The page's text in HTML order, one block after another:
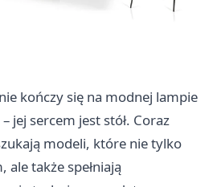
kończy się na modnej lampie
jej sercem jest stół. Coraz
modeli, które nie tylko
ale także spełniają